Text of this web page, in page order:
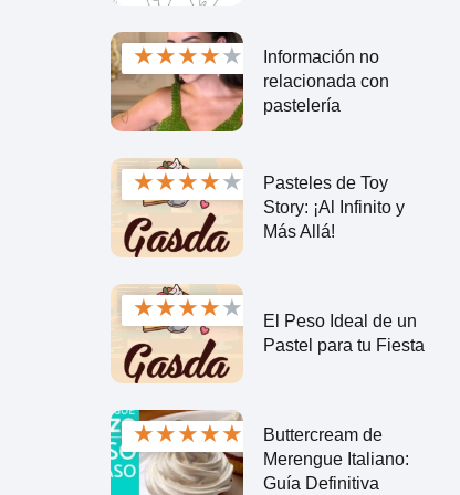
★★★★★
Información no
relacionada con
pastelería
★★★★★
Pasteles de Toy
Story: ¡Al Infinito y
Más Allá!
★★★★★
El Peso Ideal de un
Pastel para tu Fiesta
★★★★★
Buttercream de
Merengue Italiano:
Guía Definitiva